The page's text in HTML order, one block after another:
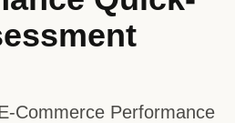
Commerce Performance